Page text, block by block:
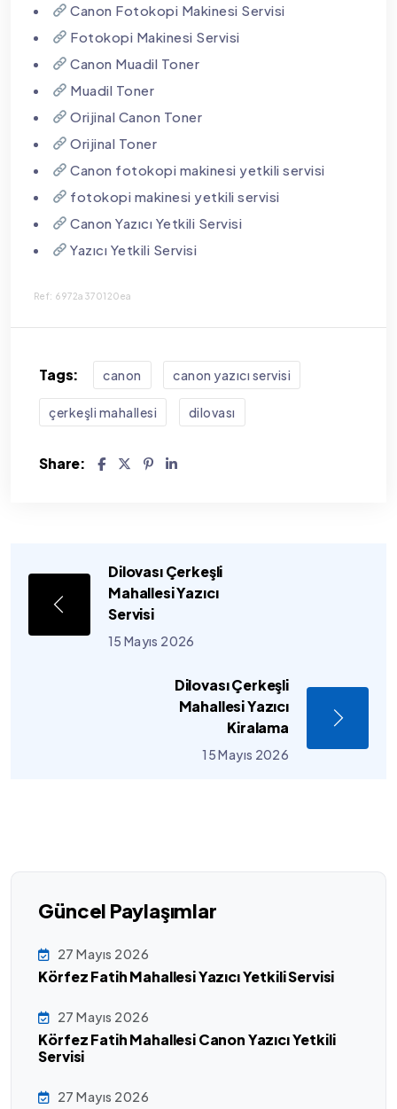
Canon Fotokopi Makinesi Servisi
Fotokopi Makinesi Servisi
Canon Muadil Toner
Muadil Toner
Orijinal Canon Toner
Orijinal Toner
Canon fotokopi makinesi yetkili servisi
fotokopi makinesi yetkili servisi
Canon Yazıcı Yetkili Servisi
Yazıcı Yetkili Servisi
Ref: 6972a370120ea
Tags: canon canon yazıcı servisi
çerkeşli mahallesi dilovası
Share:
Dilovası Çerkeşli
Mahallesi Yazıcı
Servisi
15 Mayıs 2026
Dilovası Çerkeşli
Mahallesi Yazıcı
Kiralama
15 Mayıs 2026
Güncel Paylaşımlar
27 Mayıs 2026
Körfez Fatih Mahallesi Yazıcı Yetkili Servisi
27 Mayıs 2026
Körfez Fatih Mahallesi Canon Yazıcı Yetkili
Servisi
27 Mayıs 2026